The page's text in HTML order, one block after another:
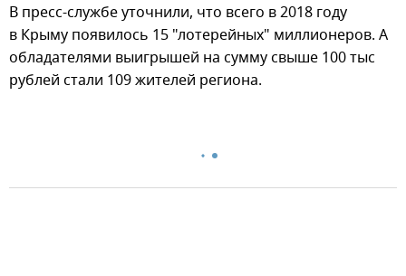
В пресс-службе уточнили, что всего в 2018 году
в Крыму появилось 15 "лотерейных" миллионеров. А
обладателями выигрышей на сумму свыше 100 тыс
рублей стали 109 жителей региона.